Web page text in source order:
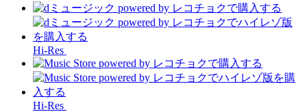
Hi-Res
Hi-Res